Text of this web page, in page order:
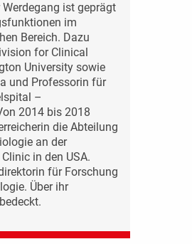
ist geprägt
im
Bereich. Dazu
for Clinical
University sowie
und Professorin für
–
2014 bis 2018
die Abteilung
an der
in den USA.
für Forschung
Über ihr